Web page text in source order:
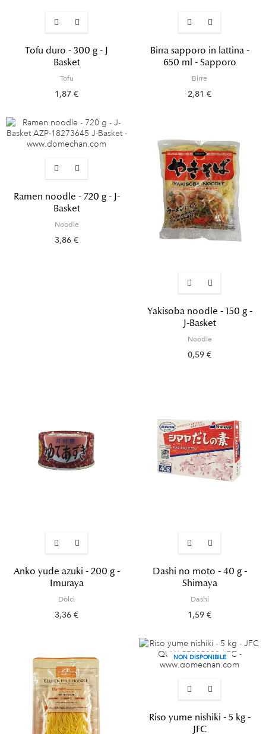
Tofu duro - 300 g - J
Basket
Tofu
1,87 €
Birra sapporo in lattina -
650 ml - Sapporo
Birre
2,81 €
Ramen noodle - 720 g - J-
Basket
Noodle
3,86 €
Yakisoba noodle - 150 g -
J-Basket
Noodle
0,59 €
Anko yude azuki - 200 g -
Imuraya
Dolci
3,36 €
Dashi no moto - 40 g -
Shimaya
Dashi
1,59 €
NON DISPONIBILE
Riso yume nishiki - 5 kg -
JFC